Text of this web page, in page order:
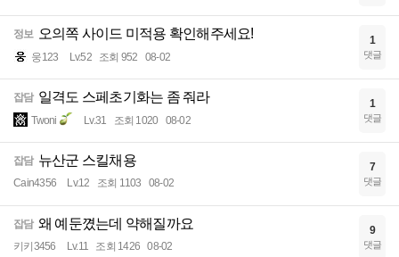
정보 오의쪽 사이드 미적용 확인해주세요!
웅123 Lv.52 조회 952 08-02
1
댓글
잡담 일격도 스페초기화는 좀 줘라
Twoni Lv.31 조회 1020 08-02
1
댓글
잡담 뉴산군 스킬채용
Cain4356 Lv.12 조회 1103 08-02
7
댓글
잡담 왜 예둔꼈는데 약해질까요
키키3456 Lv.11 조회 1426 08-02
9
댓글